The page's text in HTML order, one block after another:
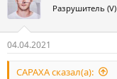
Разрушитель (V)
04.04.2021
CAPAXA сказал(а):